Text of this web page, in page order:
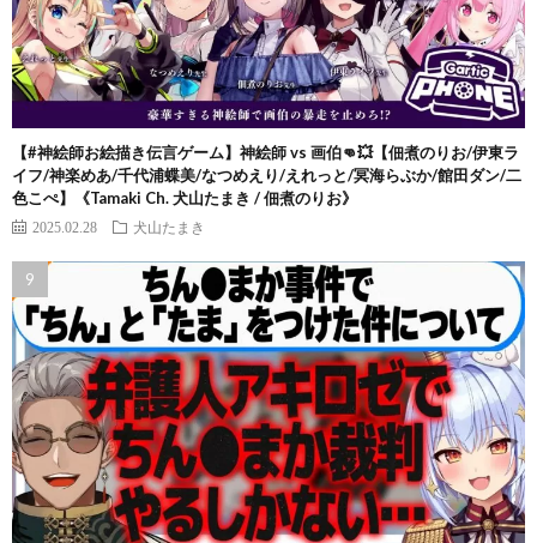
【#神絵師お絵描き伝言ゲーム】神絵師 vs 画伯👊💥【佃煮のりお/伊東ラ
イフ/神楽めあ/千代浦蝶美/なつめえり/えれっと/冥海らぶか/館田ダン/二
色こぺ】《Tamaki Ch. 犬山たまき / 佃煮のりお》
2025.02.28 犬山たまき